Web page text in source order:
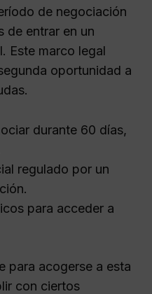
de negociación
de entrar en un
Este marco legal
oportunidad a
durante 60 días,
regulado por un
para acceder a
para acogerse a esta
con ciertos